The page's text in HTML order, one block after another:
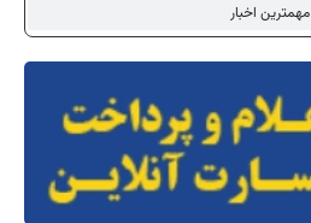
مهمترین اخبار